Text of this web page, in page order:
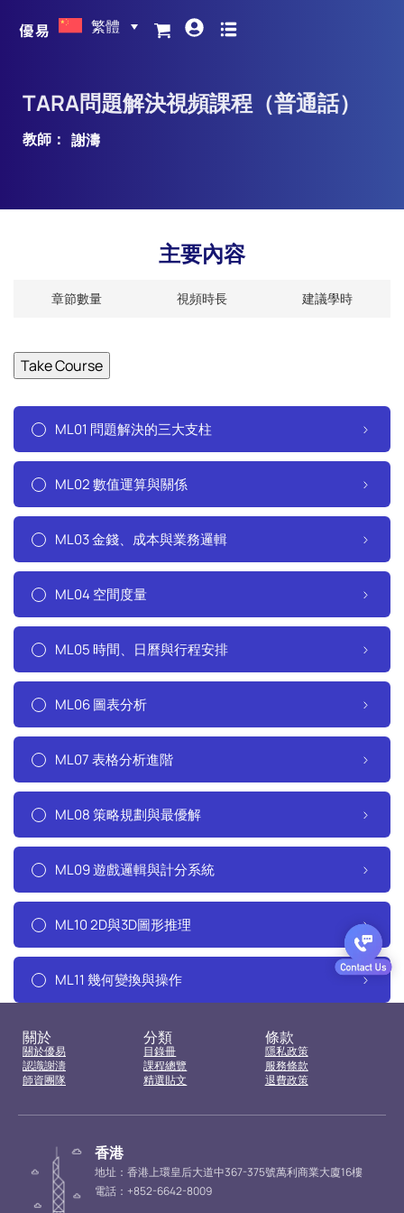
繁體
TARA問題解決視頻課程（普通話）
教師： 謝濤
主要內容
章節數量 視頻時長 建議學時
Take Course
ML01 問題解決的三大支柱
ML02 數值運算與關係
ML03 金錢、成本與業務邏輯
ML04 空間度量
ML05 時間、日曆與行程安排
ML06 圖表分析
ML07 表格分析進階
ML08 策略規劃與最優解
ML09 遊戲邏輯與計分系統
ML10 2D與3D圖形推理
ML11 幾何變換與操作
關於
關於優易
認識謝濤
師資團隊
分類
目錄冊
課程總覽
精選貼文
條款
隱私政策
服務條款
退費政策
香港
地址：香港上環皇后大道中367-375號萬利商業大廈16樓
電話：+852-6642-8009